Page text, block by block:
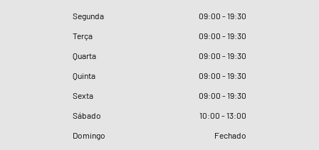
Segunda 09:00 - 19:30
Terça
09:00 - 19:30
Quarta
09:00 - 19:30
Quinta
09:00 - 19:30
Sexta
09:00 - 19:30
Sábado
10:00 - 13:00
Domingo
Fechado